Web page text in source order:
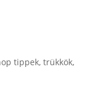
tippek, trükkök,